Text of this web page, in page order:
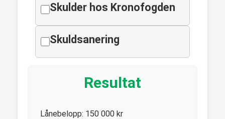
Skulder hos Kronofogden
Skuldsanering
Resultat
Lånebelopp: 150 000 kr